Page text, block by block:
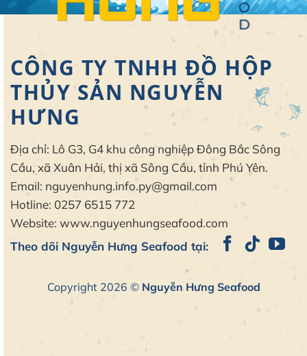
CÔNG TY TNHH ĐỒ HỘP
THỦY SẢN NGUYỄN
HƯNG
Địa chỉ: Lô G3, G4 khu công nghiệp Đông Bắc Sông
Cầu, xã Xuân Hải, thị xã Sông Cầu, tỉnh Phú Yên.
Email: nguyenhung.info.py@gmail.com
Hotline: 0257 6515 772
Website: www.nguyenhungseafood.com
Theo dõi Nguyễn Hưng Seafood tại:
Copyright 2026 © Nguyễn Hưng Seafood